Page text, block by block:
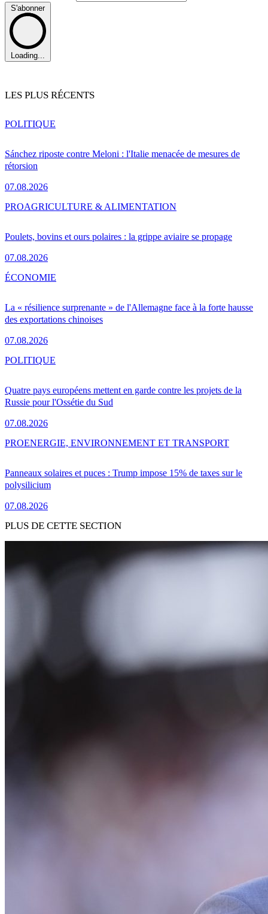
S'abonner
Loading...
LES PLUS RÉCENTS
Sánchez riposte contre Meloni : l'Italie menacée de mesures de
rétorsion
07.08.2026
POLITIQUE
Poulets, bovins et ours polaires : la grippe aviaire se propage
07.08.2026
PROAGRICULTURE & ALIMENTATION
La « résilience surprenante » de l'Allemagne face à la forte hausse
des exportations chinoises
07.08.2026
ÉCONOMIE
Quatre pays européens mettent en garde contre les projets de la
Russie pour l'Ossétie du Sud
07.08.2026
POLITIQUE
Panneaux solaires et puces : Trump impose 15% de taxes sur le
polysilicium
07.08.2026
PROENERGIE, ENVIRONNEMENT ET TRANSPORT
PLUS DE CETTE SECTION